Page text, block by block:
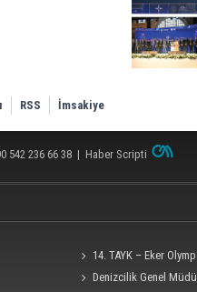
RSS İmsakiye
542 236 66 38 | Haber Scripti
14. TAYK – Eker
Denizcilik Genel